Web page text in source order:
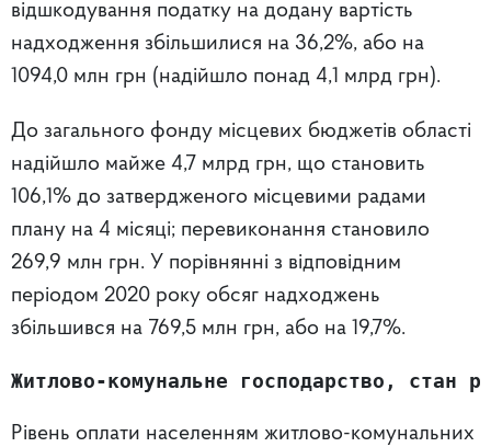
відшкодування податку на додану вартість
надходження збільшилися на 36,2%, або на
1094,0 млн грн (надійшло понад 4,1 млрд грн).
До загального фонду місцевих бюджетів області
надійшло майже 4,7 млрд грн, що становить
106,1% до затвердженого місцевими радами
плану на 4 місяці; перевиконання становило
269,9 млн грн. У порівнянні з відповідним
періодом 2020 року обсяг надходжень
збільшився на 769,5 млн грн, або на 19,7%.
Житлово-комунальне господарство, стан
Рівень оплати населенням житлово-комунальних